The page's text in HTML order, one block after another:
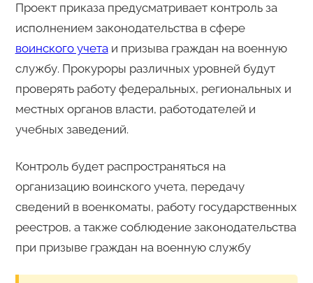
Проект приказа предусматривает контроль за
исполнением законодательства в сфере
воинского учетаи призыва граждан на военную
службу. Прокуроры различных уровней будут
проверять работу федеральных, региональных и
местных органов власти, работодателей и
учебных заведений.
Контроль будет распространяться на
организацию воинского учета, передачу
сведений в военкоматы, работу государственных
реестров, а также соблюдение законодательства
при призыве граждан на военную службу